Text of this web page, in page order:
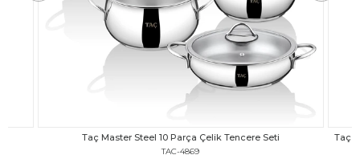
Taç Carabella Döküm Cam Kapak 7 Parça Tencere Seti Siyah
TAC-3817